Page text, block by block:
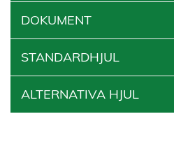
DOKUMENT
STANDARDHJUL
ALTERNATIVA HJUL